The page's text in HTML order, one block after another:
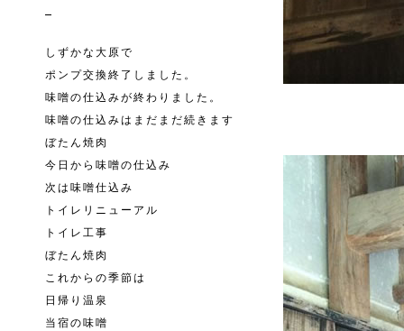
しずかな大原で
ポンプ交換終了しました。
味噌の仕込みが終わりました。
味噌の仕込みはまだまだ続きます
ぼたん焼肉
今日から味噌の仕込み
次は味噌仕込み
トイレリニューアル
トイレ工事
ぼたん焼肉
これからの季節は
日帰り温泉
当宿の味噌